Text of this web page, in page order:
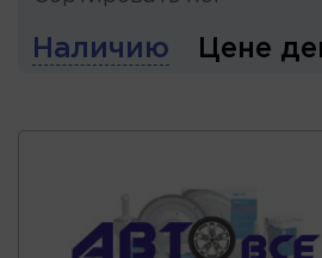
Наличию Цене